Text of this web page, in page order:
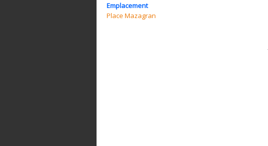
Emplacement
Place Mazagran